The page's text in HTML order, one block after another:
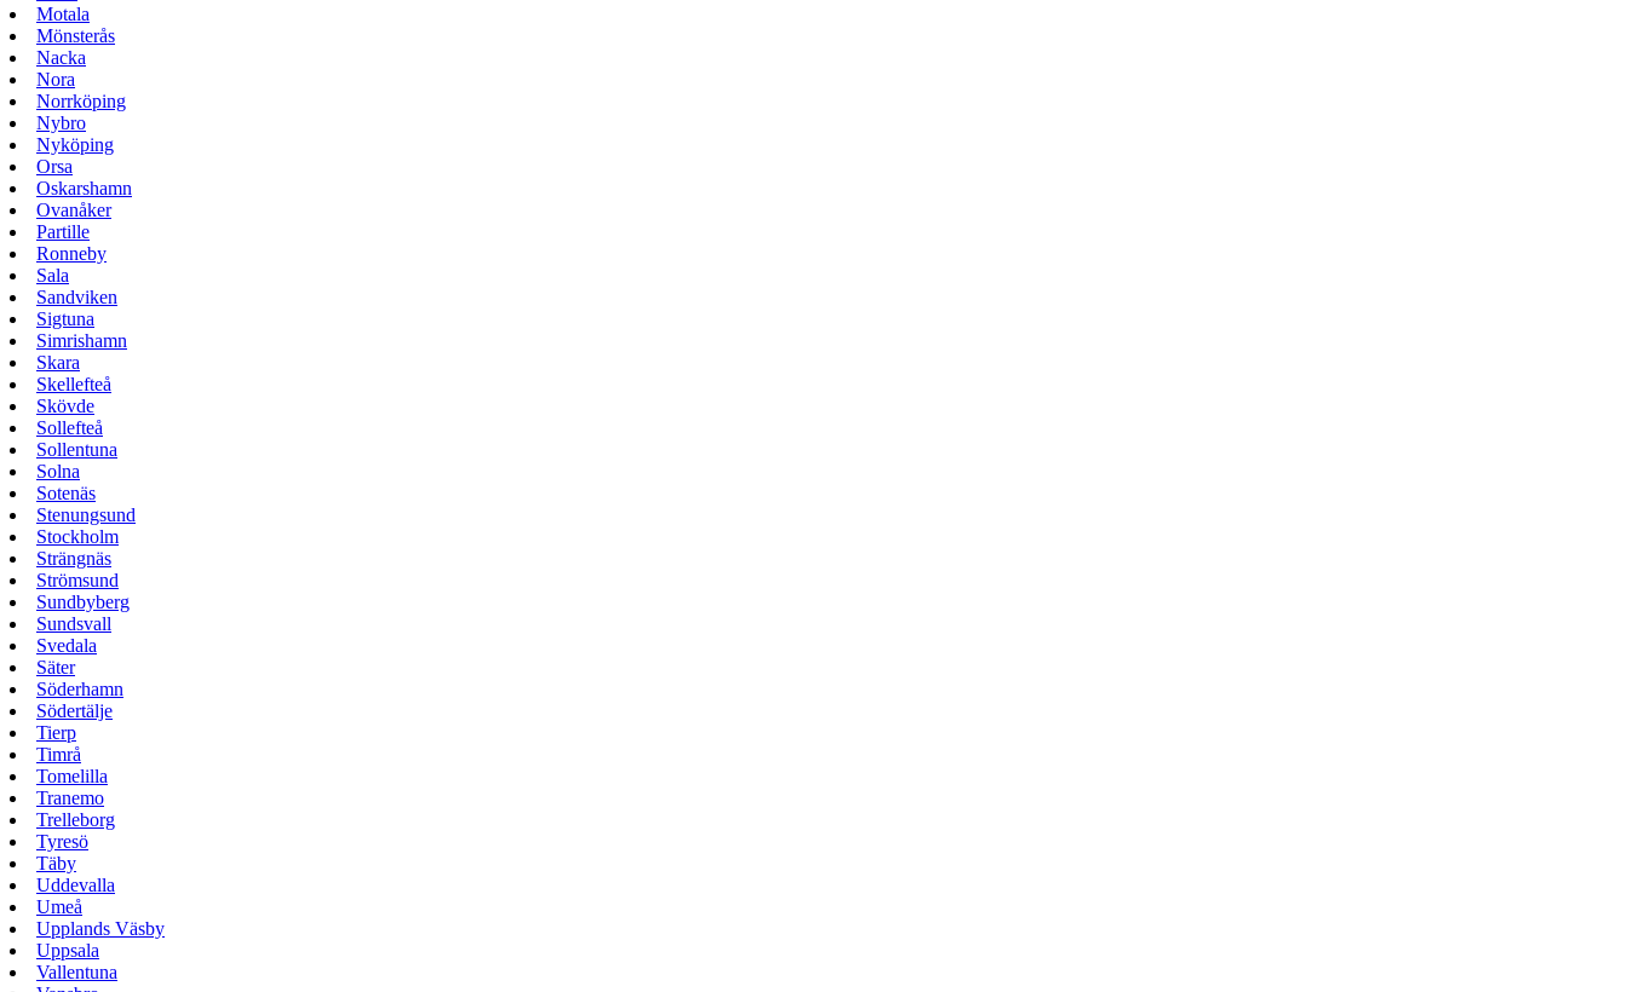
Motala
Mönsterås
Nacka
Nora
Norrköping
Nybro
Nyköping
Orsa
Oskarshamn
Ovanåker
Partille
Ronneby
Sala
Sandviken
Sigtuna
Simrishamn
Skara
Skellefteå
Skövde
Sollefteå
Sollentuna
Solna
Sotenäs
Stenungsund
Stockholm
Strängnäs
Strömsund
Sundbyberg
Sundsvall
Svedala
Säter
Söderhamn
Södertälje
Tierp
Timrå
Tomelilla
Tranemo
Trelleborg
Tyresö
Täby
Uddevalla
Umeå
Upplands Väsby
Uppsala
Vallentuna